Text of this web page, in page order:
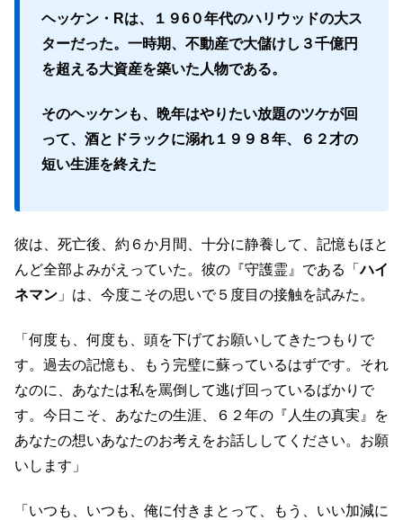
ヘッケン・Rは、１９6０年代のハリウッドの大ス
ターだった。一時期、不動産で大儲けし３千億円
を超える大資産を築いた人物である。
そのヘッケンも、晩年はやりたい放題のツケが回
って、酒とドラックに溺れ１９９８年、６２才の
短い生涯を終えた
彼は、死亡後、約６か月間、十分に静養して、記憶もほと
んど全部よみがえっていた。彼の『守護霊』である「ハイ
ネマン 」は、今度こその思いで５度目の接触を試みた。
「何度も、何度も、頭を下げてお願いしてきたつもりで
す。過去の記憶も、もう完璧に蘇っているはずです。それ
なのに、あなたは私を罵倒して逃げ回っているばかりで
す。今日こそ、あなたの生涯、６２年の『人生の真実』を
あなたの想いあなたのお考えをお話ししてください。お願
いします」
「いつも、いつも、俺に付きまとって、もう、いい加減に